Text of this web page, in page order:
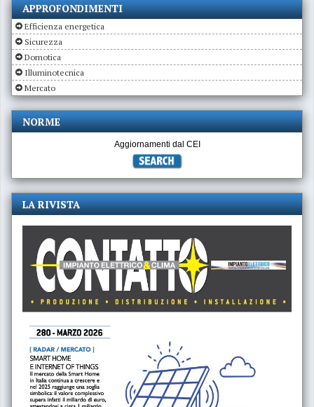
APPROFONDIMENTI
Efficienza energetica
Sicurezza
Domotica
Illuminotecnica
Mercato
NORME
Aggiornamenti dal CEI
LA RIVISTA